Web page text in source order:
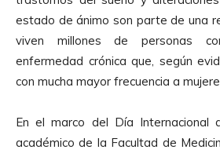
estado de ánimo son parte de una
viven millones de personas
enfermedad crónica que, según
con mucha mayor frecuencia a
En el marco del Día Internacional
académico de la Facultad de